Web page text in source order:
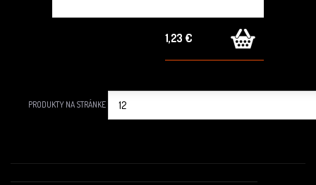
1,23 €
PRODUKTY NA STRÁNKE